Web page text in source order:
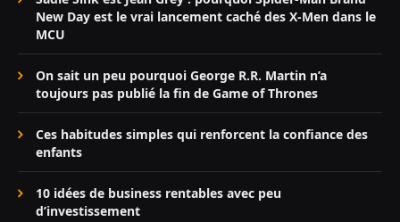
New Day est le vrai lancement caché des X-Men dans le
MCU
On sait un peu pourquoi George R.R. Martin n’a
toujours pas publié la fin de Game of Thrones
Ces habitudes simples qui renforcent la confiance des
enfants
10 idées de business rentables avec peu
d’investissement